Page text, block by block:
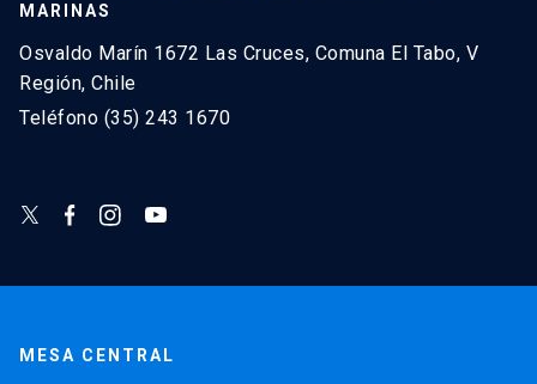
MARINAS
Osvaldo Marín 1672 Las Cruces, Comuna El Tabo, V
Región, Chile
Teléfono (35) 243 1670
MESA CENTRAL